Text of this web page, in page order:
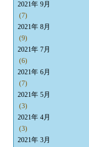
2021年 9月
(7)
2021年 8月
(9)
2021年 7月
(6)
2021年 6月
(7)
2021年 5月
(3)
2021年 4月
(3)
2021年 3月